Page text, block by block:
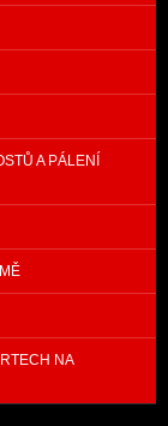
A PÁLENÍ
NA